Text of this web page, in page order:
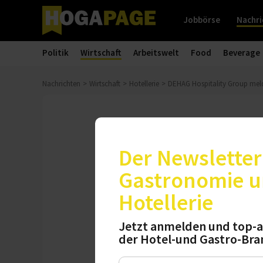
Jobbörse
Politik Wirtschaft Arbeitswelt Food Beverage
Nachrichten Wirtschaft Hotellerie DEHAG Hospitality Group
DEHAG
Im 50. Jahr ihres
Gesamtumsatz
Branche
Freitag, 12.06.2026, 11:34
Der
Gastronomie
Hotellerie
Jetzt anmelden und top-
der Hotel-und Gastro-